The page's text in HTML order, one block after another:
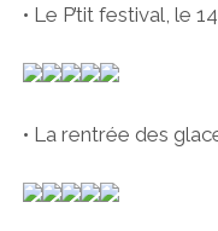
• Le P’tit festival, le
• La rentrée des